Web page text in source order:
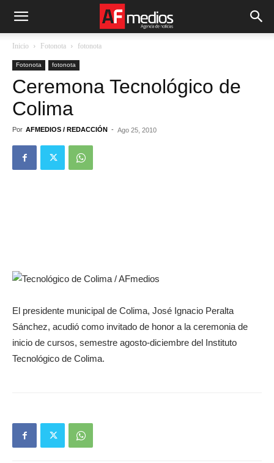
Inicio Fotonota fotonota
Fotonota fotonota
Ceremona Tecnológico de
Colima
Por AFMEDIOS / REDACCIÓN - Ago 25, 2010
El presidente municipal de Colima, José Ignacio Peralta
Sánchez, acudió como invitado de honor a la ceremonia de
inicio de cursos, semestre agosto-diciembre del Instituto
Tecnológico de Colima.